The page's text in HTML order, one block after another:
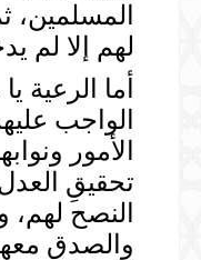
المسلمين،
لهم إلا لم
أما الرعية
الواجب
الأمور
تحقيقِ
النصح لهم،
والصدقِ